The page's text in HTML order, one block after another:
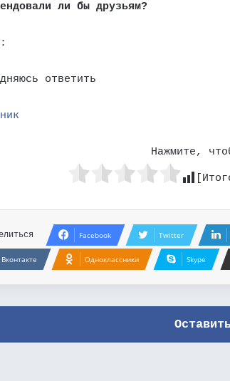
ли бы друзьям?
ответить
Нажмите,
Facebook Twitter
Вконтакте Одноклассники Skype